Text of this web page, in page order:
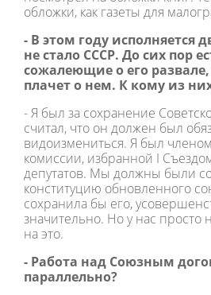
обложки, как газеты для
- В этом году исполняется
не стало СССР. До сих пор
сожалеющие о его развале,
плачет о нем. К кому из
- Я был за сохранение
считал, что он должен был
видоизмениться. Я был
комиссии, избранной I
депутатов. Мы должны были
конституцию обновленного
сохранила бы его,
значительно. Но у нас просто
на это.
- Работа над Союзным
параллельно?